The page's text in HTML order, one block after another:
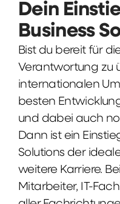
Dein
Business
Bist du bereit für
Verantwortung zu
internationalen
besten
und dabei auch
Dann ist ein
Solutions der
weitere Karriere.
Mitarbeiter, IT-